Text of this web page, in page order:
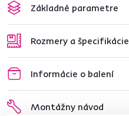
Základné parametre
Rozmery a špecifikácie
Informácie o balení
Montážny návod